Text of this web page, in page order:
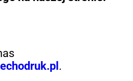
.